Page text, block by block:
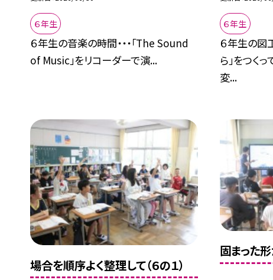
６年生
６年生の音楽の時間・・・「The Sound
of Music」をリコーダーで演...
６年生
６年生の図
ら」をつくっ
変...
場合を順序よく整理して（６の１）
固まった形